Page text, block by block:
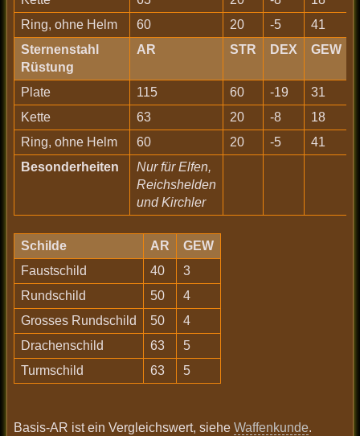
Ring, ohne Helm
60 20 -5
41
Sternenstahl
Rüstung
AR STR DEX GEW
Plate 115 60 -19
31
Kette
63 20 -8
18
Ring, ohne Helm
60 20 -5
41
Besonderheiten
Nur für Elfen,
Reichshelden
und Kirchler
Schilde AR
GEW
Faustschild
40
3
Rundschild
50
4
Grosses Rundschild
50
4
Drachenschild
63
5
Turmschild
63 5
Basis-AR ist ein Vergleichswert, siehe Waffenkunde.